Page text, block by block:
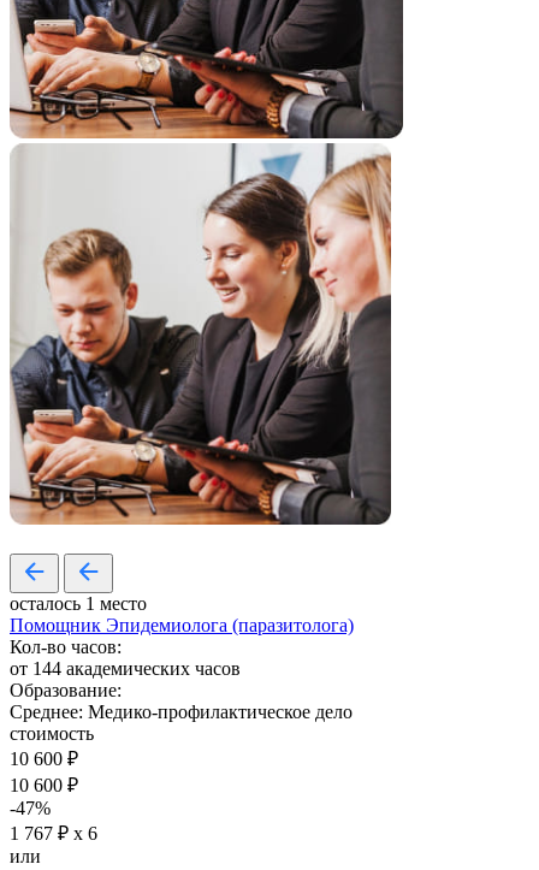
осталось 1 место
Помощник Эпидемиолога (паразитолога)
Кол-во часов:
от 144 академических часов
Образование:
Среднее: Медико-профилактическое дело
стоимость
10 600 ₽
10 600 ₽
-47%
1 767 ₽ х 6
или